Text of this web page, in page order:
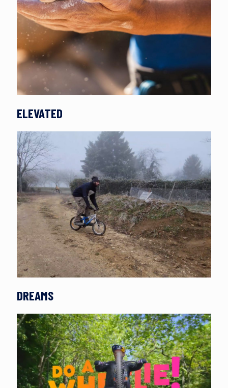
ELEVATED
DREAMS